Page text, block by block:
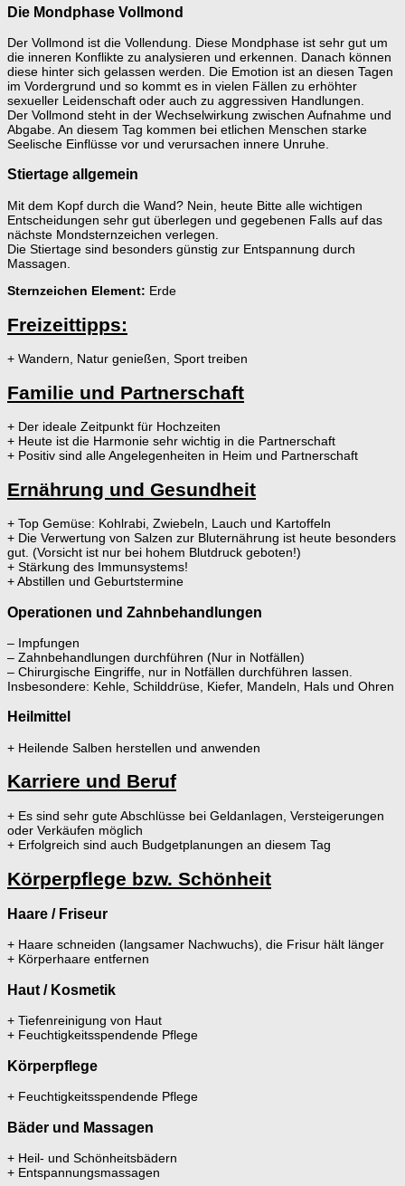
Die Mondphase Vollmond
Der Vollmond ist die Vollendung. Diese Mondphase ist sehr gut um
die inneren Konflikte zu analysieren und erkennen. Danach können
diese hinter sich gelassen werden. Die Emotion ist an diesen Tagen
im Vordergrund und so kommt es in vielen Fällen zu erhöhter
sexueller Leidenschaft oder auch zu aggressiven Handlungen.
Der Vollmond steht in der Wechselwirkung zwischen Aufnahme und
Abgabe. An diesem Tag kommen bei etlichen Menschen starke
Seelische Einflüsse vor und verursachen innere Unruhe.
Stiertage allgemein
Mit dem Kopf durch die Wand? Nein, heute Bitte alle wichtigen
Entscheidungen sehr gut überlegen und gegebenen Falls auf das
nächste Mondsternzeichen verlegen.
Die Stiertage sind besonders günstig zur Entspannung durch
Massagen.
Sternzeichen Element: Erde
Freizeittipps:
+ Wandern, Natur genießen, Sport treiben
Familie und Partnerschaft
+ Der ideale Zeitpunkt für Hochzeiten
+ Heute ist die Harmonie sehr wichtig in die Partnerschaft
+ Positiv sind alle Angelegenheiten in Heim und Partnerschaft
Ernährung und Gesundheit
+ Top Gemüse: Kohlrabi, Zwiebeln, Lauch und Kartoffeln
+ Die Verwertung von Salzen zur Bluternährung ist heute besonders
gut. (Vorsicht ist nur bei hohem Blutdruck geboten!)
+ Stärkung des Immunsystems!
+ Abstillen und Geburtstermine
Operationen und Zahnbehandlungen
– Impfungen
– Zahnbehandlungen durchführen (Nur in Notfällen)
– Chirurgische Eingriffe, nur in Notfällen durchführen lassen.
Insbesondere: Kehle, Schilddrüse, Kiefer, Mandeln, Hals und Ohren
Heilmittel
+ Heilende Salben herstellen und anwenden
Karriere und Beruf
+ Es sind sehr gute Abschlüsse bei Geldanlagen, Versteigerungen
oder Verkäufen möglich
+ Erfolgreich sind auch Budgetplanungen an diesem Tag
Körperpflege bzw. Schönheit
Haare / Friseur
+ Haare schneiden (langsamer Nachwuchs), die Frisur hält länger
+ Körperhaare entfernen
Haut / Kosmetik
+ Tiefenreinigung von Haut
+ Feuchtigkeitsspendende Pflege
Körperpflege
+ Feuchtigkeitsspendende Pflege
Bäder und Massagen
+ Heil- und Schönheitsbädern
+ Entspannungsmassagen